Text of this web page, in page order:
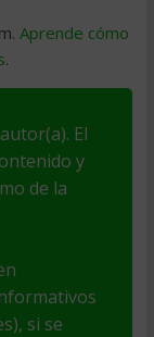
Aprende cómo
.
El
y
de la
si se